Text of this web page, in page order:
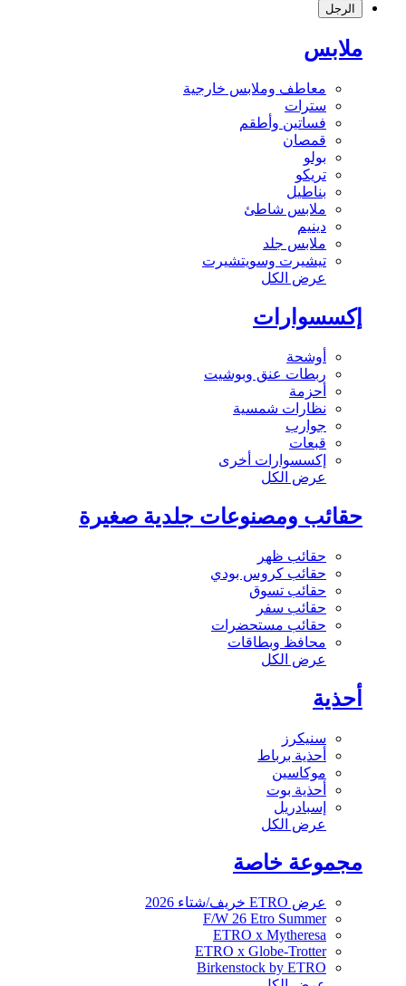
الرجل
ملابس
معاطف وملابس خارجية
سترات
فساتين وأطقم
قمصان
بولو
تريكو
بناطيل
ملابس شاطئ
دينيم
ملابس جلد
تيشيرت وسويتشيرت
عرض الكل
إكسسوارات
أوشحة
ربطات عنق وبوشيت
أحزمة
نظارات شمسية
جوارب
قبعات
إكسسوارات أخرى
عرض الكل
حقائب ومصنوعات جلدية صغيرة
حقائب ظهر
حقائب كروس بودي
حقائب تسوق
حقائب سفر
حقائب مستحضرات
محافظ وبطاقات
عرض الكل
أحذية
سنيكرز
أحذية برباط
موكاسين
أحذية بوت
إسبادريل
عرض الكل
مجموعة خاصة
عرض ETRO خريف/شتاء 2026
F/W 26 Etro Summer
ETRO x Mytheresa
ETRO x Globe-Trotter
Birkenstock by ETRO